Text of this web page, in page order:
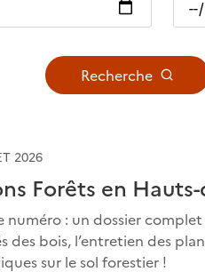
Recherche
2026
Forêts en
numéro : un dossier
des bois, l’entretien des
sur le sol forestier !